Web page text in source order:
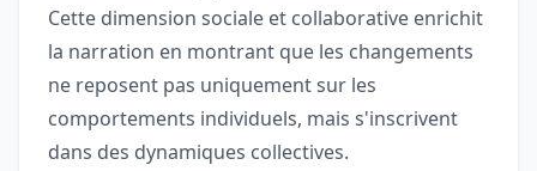
Cette dimension sociale et collaborative enrichit
la narration en montrant que les changements
ne reposent pas uniquement sur les
comportements individuels, mais s'inscrivent
dans des dynamiques collectives.